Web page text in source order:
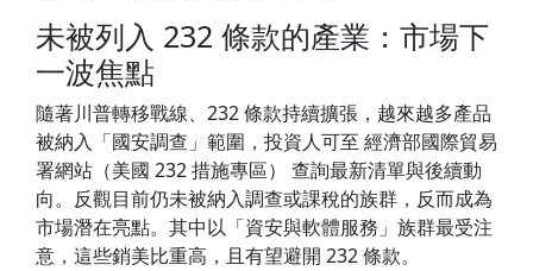
未被列入 232 條款的產業：市場下
一波焦點
隨著川普轉移戰線、232 條款持續擴張，越來越多產品
被納入「國安調查」範圍，投資人可至 經濟部國際貿易
署網站（美國 232 措施專區） 查詢最新清單與後續動
向。反觀目前仍未被納入調查或課稅的族群，反而成為
市場潛在亮點。其中以「資安與軟體服務」族群最受注
意，這些銷美比重高，且有望避開 232 條款。